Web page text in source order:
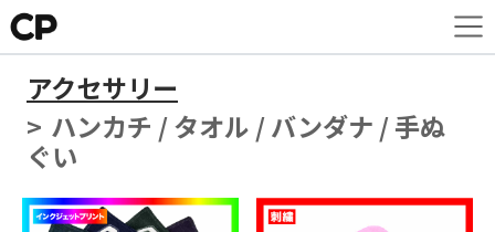
アクセサリー
ハンカチ / タオル / バンダナ / 手ぬ
ぐい